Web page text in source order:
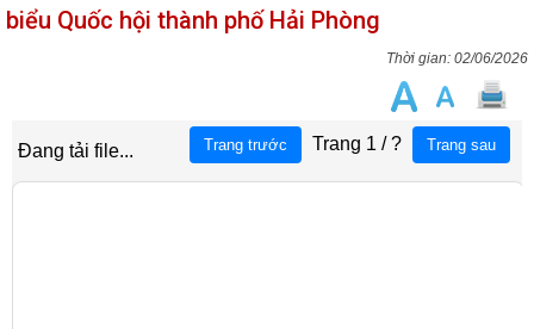
biểu Quốc hội thành phố Hải Phòng
02/06/2026